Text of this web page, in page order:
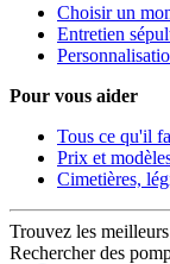
Choisir un
Entretien
Pour vous aider
Tous ce qu'il
Prix et
Cimetières,
Trouvez les
Rechercher des